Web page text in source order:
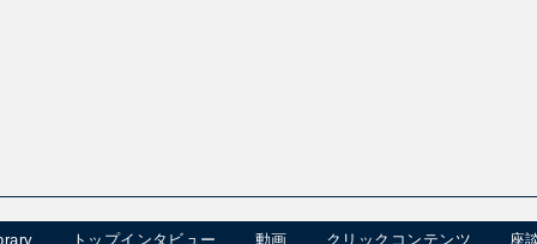
トップインタビュー 動画 クリックコンテンツ 座